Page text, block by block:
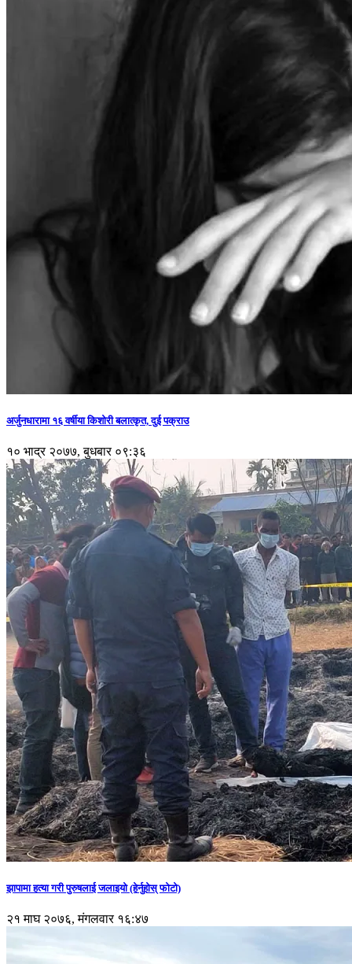
अर्जुनधारामा १६ वर्षीया किशोरी बलात्कृत, दुई पक्राउ
१० भाद्र २०७७, बुधबार ०९:३६
झापामा हत्या गरी पुरुषलाई जलाइयो (हेर्नुहाेस् फाेटाे)
२१ माघ २०७६, मंगलवार १६:४७